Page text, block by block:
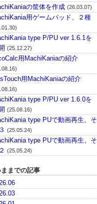
の筐体を作成 (26.03.07)
用ゲームパッド、２種
type P/PU ver 1.6.1を
(25.12.27)
用MachiKaniaの紹介
用MachiKaniaの紹介
type P/PU ver 1.6.0を
(25.08.16)
type PUで動画再生、そ
(25.05.24)
type PUで動画再生、そ
(25.05.24)
ままでの記事